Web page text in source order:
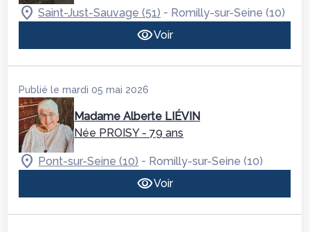
Saint-Just-Sauvage (51) - Romilly-sur-Seine (10)
Voir
Publié le mardi 05 mai 2026
Madame Alberte LIÉVIN
Née PROISY - 79 ans
Pont-sur-Seine (10) - Romilly-sur-Seine (10)
Voir